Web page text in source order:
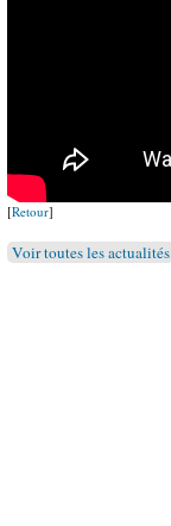
[Retour]
Voir toutes les actualités